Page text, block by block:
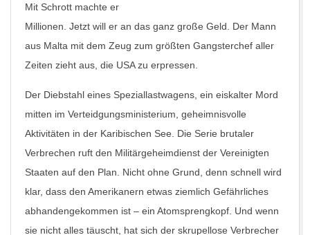
Mit Schrott machte er
Millionen. Jetzt will er an das ganz große Geld. Der Mann
aus Malta mit dem Zeug zum größten Gangsterchef aller
Zeiten zieht aus, die USA zu erpressen.
Der Diebstahl eines Speziallastwagens, ein eiskalter Mord
mitten im Verteidgungsministerium, geheimnisvolle
Aktivitäten in der Karibischen See. Die Serie brutaler
Verbrechen ruft den Militärgeheimdienst der Vereinigten
Staaten auf den Plan. Nicht ohne Grund, denn schnell wird
klar, dass den Amerikanern etwas ziemlich Gefährliches
abhandengekommen ist – ein Atomsprengkopf. Und wenn
sie nicht alles täuscht, hat sich der skrupellose Verbrecher